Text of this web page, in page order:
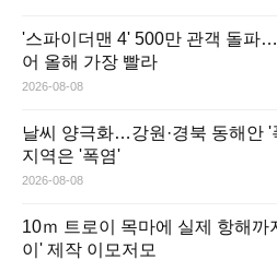
'스파이더맨 4' 500만 관객 돌파
어 올해 가장 빨라
2026-08-08
날씨 양극화…강원·경북 동해안 '
지역은 '폭염'
2026-08-08
10ｍ 트로이 목마에 실제 항해까
이' 제작 이모저모